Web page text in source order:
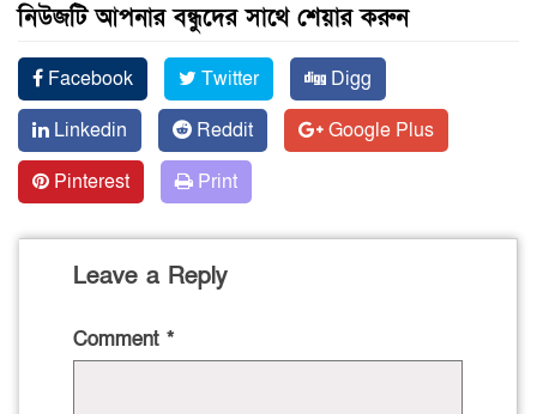
নিউজটি আপনার বন্ধুদের সাথে শেয়ার করুন
Facebook Twitter
Digg
Linkedin
Reddit
Google Plus
Pinterest
Print
Leave a Reply
Comment *